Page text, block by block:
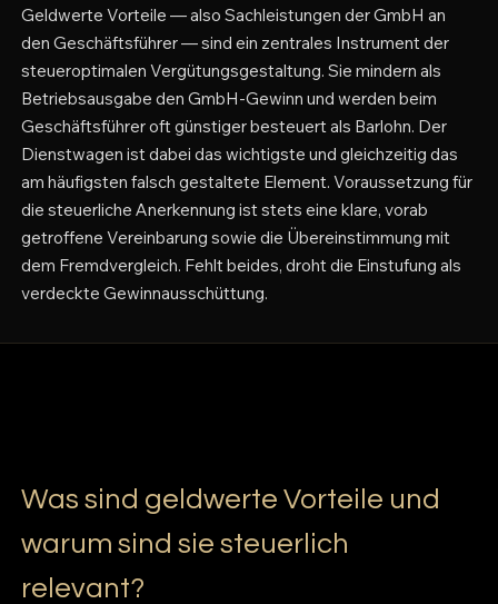
Geldwerte Vorteile — also Sachleistungen der GmbH an
den Geschäftsführer — sind ein zentrales Instrument der
steueroptimalen Vergütungsgestaltung. Sie mindern als
Betriebsausgabe den GmbH-Gewinn und werden beim
Geschäftsführer oft günstiger besteuert als Barlohn. Der
Dienstwagen ist dabei das wichtigste und gleichzeitig das
am häufigsten falsch gestaltete Element. Voraussetzung für
die steuerliche Anerkennung ist stets eine klare, vorab
getroffene Vereinbarung sowie die Übereinstimmung mit
dem Fremdvergleich. Fehlt beides, droht die Einstufung als
verdeckte Gewinnausschüttung.
Was sind geldwerte Vorteile und
warum sind sie steuerlich
relevant?